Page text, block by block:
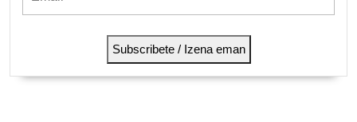
Subscribete / Izena eman